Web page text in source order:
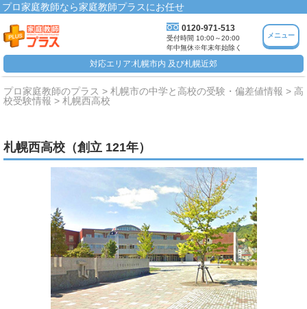
プロ家庭教師なら家庭教師プラスにお任せ
0120-971-513
受付時間 10:00～20:00
年中無休※年末年始除く
メニュー
対応エリア:札幌市内 及び札幌近郊
プロ家庭教師のプラス 札幌市の中学と高校の受験・偏差値情報
高
校受験情報
札幌西高校
札幌西高校（創立 121年）